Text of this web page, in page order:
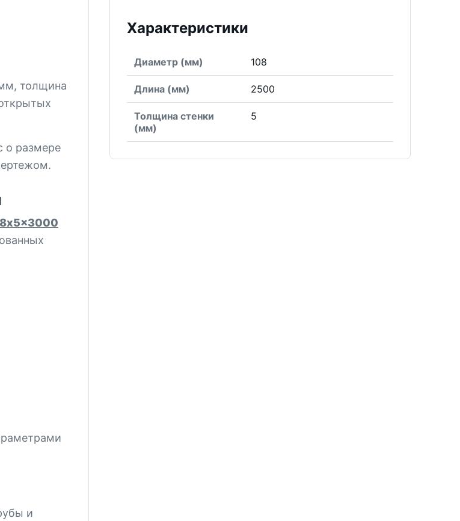
толщина
о размере
и
Характеристики
Диаметр (мм) 108
Длина (мм) 2500
Толщина стенки
(мм)
5